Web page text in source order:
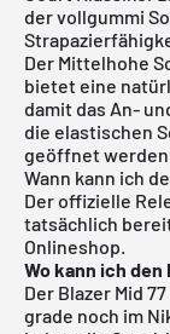
der vollgummi
Der Mittelhohe
bietet eine
damit das An-
die elastischen
geöffnet werden
Wann kann ich
Der offizielle
tatsächlich
Onlineshop.
Wo kann ich den
Der Blazer Mid
grade noch im